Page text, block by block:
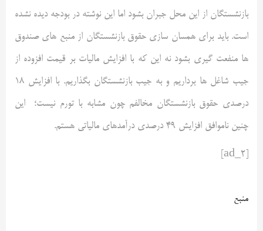
بازنشستگان از این محل جبران بشود اما این نوشته در بودجه دیده نشده
است. باید برای همسان سازی حقوق بازنشستگان از منبع های صندوق
ها منفعت گیری بشود نه این که با افزایش مالیات بر قیمت افزوده از
جیب شاغل ها برداریم و به جیب بازنشستگان بگذاریم. با افزایش ۱۸
درصدی حقوق بازنشستگان مخالفم چون مشابه با تورم نیست؛ این
چنین ناموافق افزایش ۴۹ درصدی درآمدهای مالیاتی هستم.
منبع